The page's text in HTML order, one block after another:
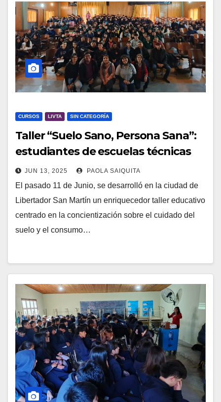
CURSOS LIVTA SIN CATEGORÍA
Taller “Suelo Sano, Persona Sana”:
estudiantes de escuelas técnicas
reflexionan sobre el cuidado del
ambiente
JUN 13, 2025 PAOLA SAIQUITA
El pasado 11 de Junio, se desarrolló en la ciudad de
Libertador San Martín un enriquecedor taller educativo
centrado en la concientización sobre el cuidado del
suelo y el consumo…